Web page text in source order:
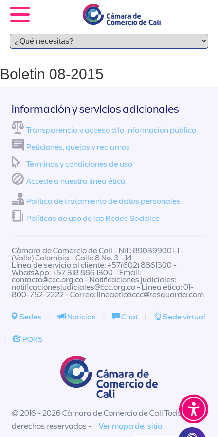
Boletin 08-2015
Información y servicios adicionales
Transparencia y acceso a la información pública
Peticiones, quejas y reclamos
Términos y condiciones de uso
Accede a nuestra línea ética
Política de tratamiento de datos personales
Políticas de uso de las Redes Sociales
Cámara de Comercio de Cali - NIT: 890399001-1 -
(Valle) Colombia - Calle 8 No. 3 - 14
Línea de servicio al cliente: +57(602) 8861300 -
WhatsApp: +57 318 886 1300 - Email:
contacto@ccc.org.co- Notificaciones judiciales:
notificacionesjudiciales@ccc.org.co- Línea ética: 01-
800-752-2222 - Correo: lineaeticaccc@resguarda.com
Sedes | Noticias | Chat | Sede virtual
| PQRS
© 2016 - 2026 Cámara de Comercio de Cali Todos los
derechos reservados -
Ver mapa del sitio